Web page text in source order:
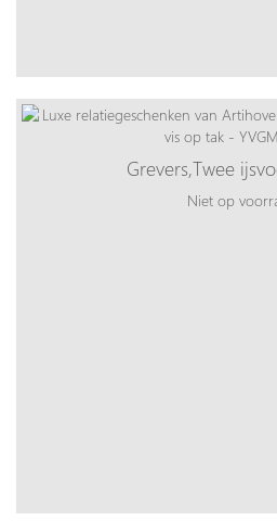
Grevers,Twee
Niet op